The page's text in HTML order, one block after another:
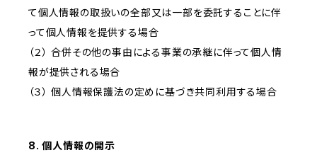
て個人情報の取扱いの全部又は一部を委託することに伴
って個人情報を提供する場合
（２） 合併その他の事由による事業の承継に伴って個人情
報が提供される場合
（３） 個人情報保護法の定めに基づき共同利用する場合
8. 個人情報の開示